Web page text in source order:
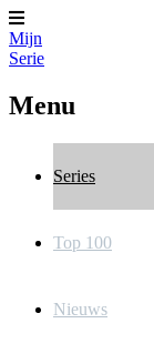
Mijn
Serie
Menu
Series
Top 100
Nieuws